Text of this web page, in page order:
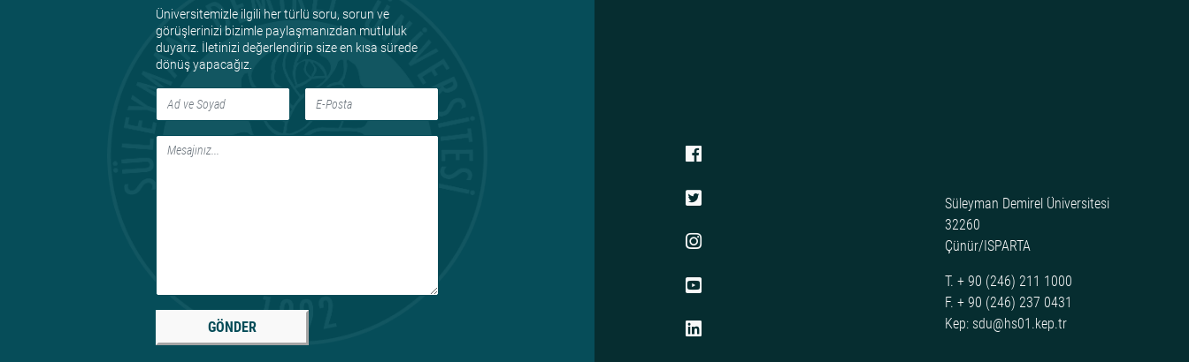
Üniversitemizle ilgili her türlü soru, sorun ve
görüşlerinizi bizimle paylaşmanızdan mutluluk
duyarız. İletinizi değerlendirip size en kısa sürede
dönüş yapacağız.
GÖNDER
Süleyman Demirel Üniversitesi
32260
Çünür/ISPARTA
T. + 90 (246) 211 1000
F. + 90 (246) 237 0431
Kep: sdu@hs01.kep.tr